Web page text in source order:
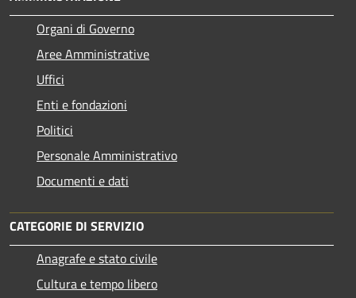
Organi di Governo
Aree Amministrative
Uffici
Enti e fondazioni
Politici
Personale Amministrativo
Documenti e dati
CATEGORIE DI SERVIZIO
Anagrafe e stato civile
Cultura e tempo libero